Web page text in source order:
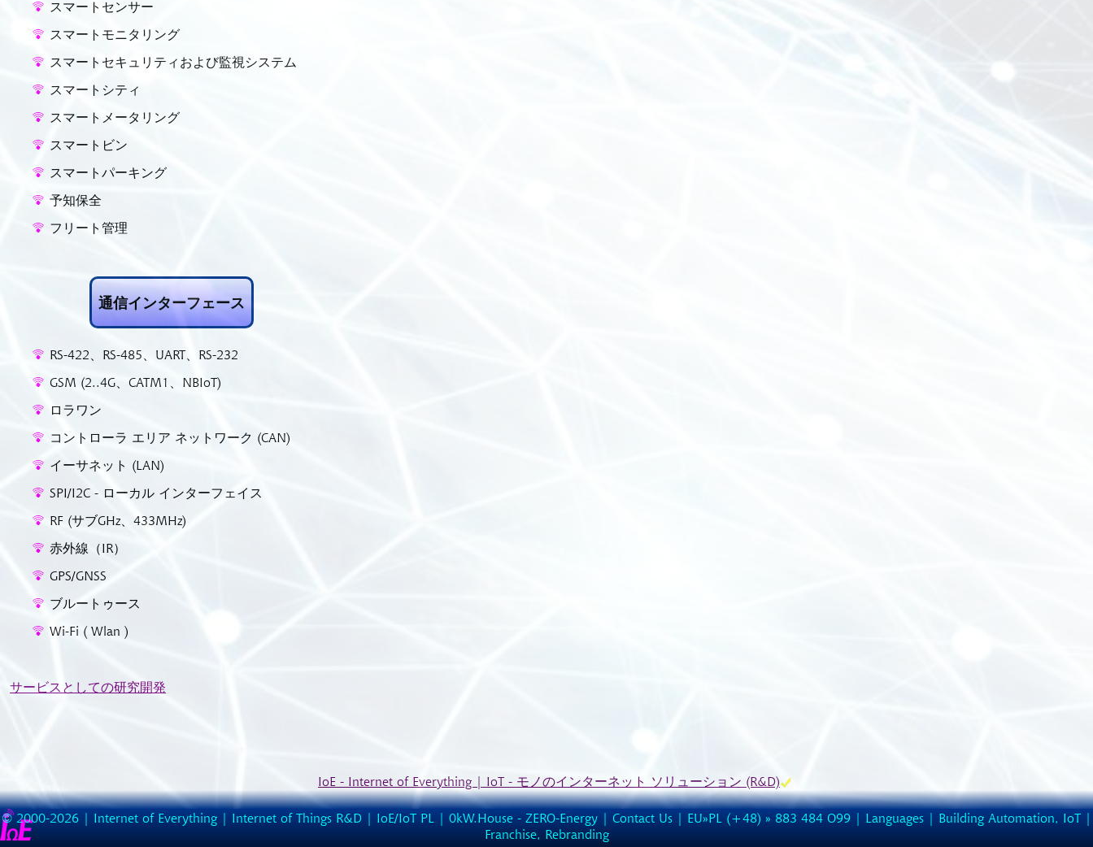
スマートセンサー
スマートモニタリング
スマートセキュリティおよび監視システム
スマートシティ
スマートメータリング
スマートビン
スマートパーキング
予知保全
フリート管理
通信インターフェース
RS-422、RS-485、UART、RS-232
GSM (2..4G、CATM1、NBIoT)
ロラワン
コントローラ エリア ネットワーク (CAN)
イーサネット (LAN)
SPI/I2C - ローカル インターフェイス
RF (サブGHz、433MHz)
赤外線（IR）
GPS/GNSS
ブルートゥース
Wi-Fi ( Wlan )
サービスとしての研究開発
IoE - Internet of Everything | IoT - モノのインターネット ソリューション (R&D)
© 2000-2026 | Internet of Everything | Internet of Things R&D | IoE/IoT PL | 0kW.House - ZERO-Energy | Contact Us | EU»PL (+48) » 883 484 O99 | Languages | Building Automation, IoT|
Franchise, Rebranding